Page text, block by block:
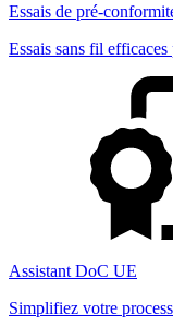
Essais de pré-
Essais sans fil
Assistant DoC UE
Simplifiez votre